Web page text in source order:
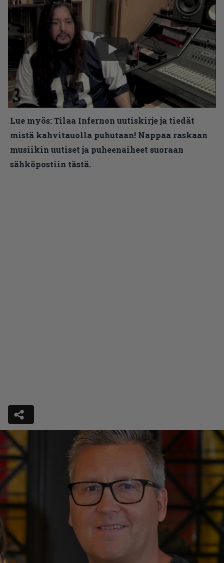
Lue myös:Tilaa Infernon uutiskirje ja tiedät
mistä kahvitauolla puhutaan! Nappaa raskaan
musiikin uutiset ja puheenaiheet suoraan
sähköpostiin tästä.